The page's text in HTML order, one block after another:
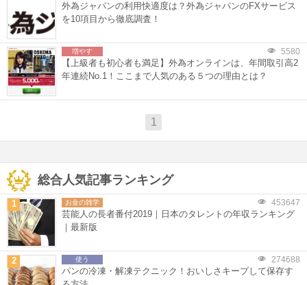
外為ジャパンの利用快適度は？外為ジャパンのFXサービス
を10項目から徹底調査！
増やす 5580
【上級者も初心者も満足】外為オンラインは、年間取引高2
年連続No.1！ここまで人気のある５つの理由とは？
1
総合人気記事ランキング
1 お金の雑学 453647
芸能人の長者番付2019｜日本のタレントの年収ランキング
｜最新版
2 使う 274688
パンの冷凍・解凍テクニック！おいしさキープして保存す